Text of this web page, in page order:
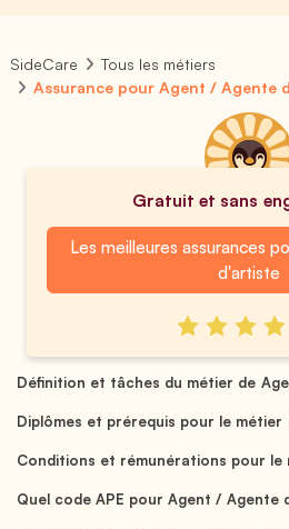
SideCare
Tous les métiers
Assurance pour Agent / Agente
Gratuit et sans
Les meilleures assurances
d'artiste
Définition et tâches du métier de
Diplômes et prérequis pour le
Conditions et rémunérations pour le
Quel code APE pour Agent / Agente